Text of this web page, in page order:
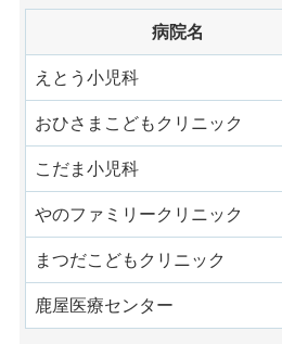
病院名
えとう小児科
おひさまこどもクリニック
こだま小児科
やのファミリークリニック
まつだこどもクリニック
鹿屋医療センター